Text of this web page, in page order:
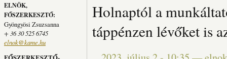
ELNÖK,
FŐSZERKESZTŐ:
Gyöngyösi Zsuzsanna
+ 36 30 525 6745
elnok@kame.hu
Holnaptól a
táppénzen lévőket is